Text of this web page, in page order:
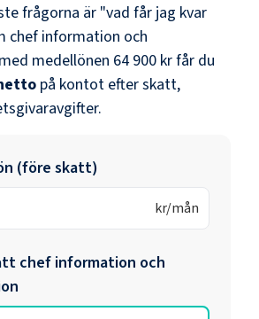
frågorna är "vad får jag kvar
chef information och
med medellönen 64 900 krfår du
på kontot efter skatt,
(före skatt)
kr/mån
chef information och